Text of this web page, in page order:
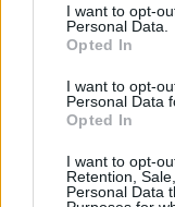
I want to opt-
Personal Data.
Opted In
I want to opt-
Personal Data
Opted In
I want to opt-
Retention,
Personal Data
Η σχέση του